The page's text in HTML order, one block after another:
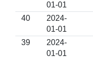
01-01
40
2024-
01-01
39
2024-
01-01